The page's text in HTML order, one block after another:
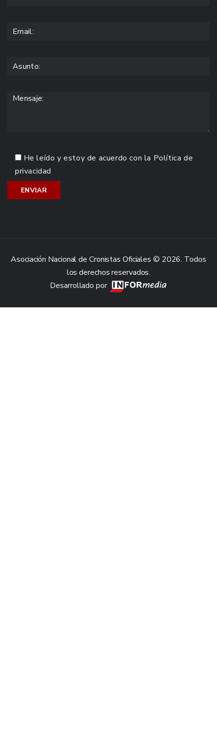
He leído y estoy de acuerdo con la Política de
privacidad
Asociación Nacional de Cronistas Oficiales © 2026. Todos
los derechos reservados.
Desarrollado por